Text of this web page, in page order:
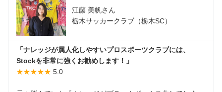
江藤 美帆さん
栃木サッカークラブ（栃木SC）
「ナレッジが属人化しやすいプロスポーツクラブには、
Stockを非常に強くお勧めします！」
★★★★★ 5.0